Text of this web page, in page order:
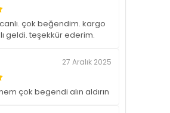
çok beğendim. kargo
geldi. teşekkür ederim.
27 Aralık 2025
çok begendi alın aldırın